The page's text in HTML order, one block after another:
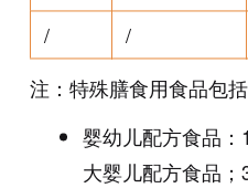
/
/
注：特殊膳食用食品包括
婴幼儿配方食品
大婴儿配方食品